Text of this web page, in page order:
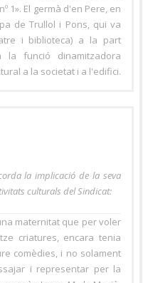
1». El germà d'en Pere, en
de Trullol i Pons, qui va
i biblioteca) a la part
funció dinamitzadora
a la societat i a l'edifici.
la implicació de la seva
culturals del Sindicat:
maternitat que per voler
criatures, encara tenia
comèdies, i no solament
i representar per la